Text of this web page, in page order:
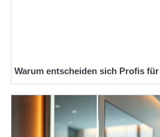
Warum entscheiden sich Profis